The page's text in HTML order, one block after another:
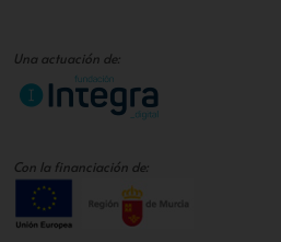
Una actuación de:
Con la financiación de: